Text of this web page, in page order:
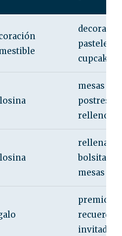
decorar
pasteles y
cupcakes
mesas
postres y
rellenos
rellenar
bolsitas y
mesas
premio o
recuerdo
invitados